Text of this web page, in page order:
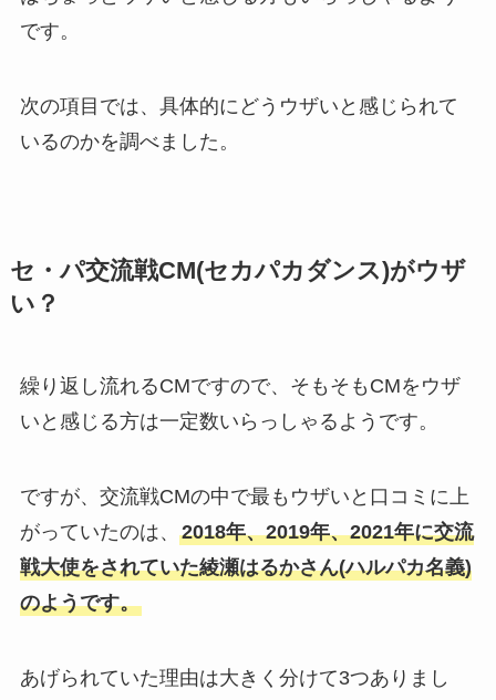
です。
次の項目では、具体的にどうウザいと感じられて
いるのかを調べました。
セ・パ交流戦CM(セカパカダンス)がウザ
い？
繰り返し流れるCMですので、そもそもCMをウザ
いと感じる方は一定数いらっしゃるようです。
ですが、交流戦CMの中で最もウザいと口コミに上
がっていたのは、 2018年、2019年、2021年に交流
戦大使をされていた綾瀬はるかさん(ハルパカ名義)
のようです。
あげられていた理由は大きく分けて3つありまし